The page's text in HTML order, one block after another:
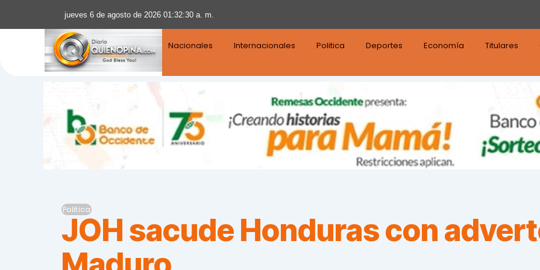
jueves 6 de agosto de 2026 01:32:31 a. m.
Nacionales Internacionales Politica Deportes Economía Titulares
Politica
JOH sacude Honduras con